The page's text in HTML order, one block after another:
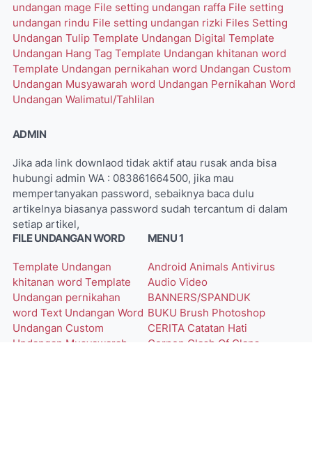
undangan mage File setting undangan raffa File setting
undangan rindu File setting undangan rizki Files Setting
Undangan Tulip Template Undangan Digital Template
Undangan Hang Tag Template Undangan khitanan word
Template Undangan pernikahan word Undangan Custom
Undangan Musyawarah word Undangan Pernikahan Word
Undangan Walimatul/Tahlilan
ADMIN
Jika ada link downlaod tidak aktif atau rusak anda bisa
hubungi admin WA : 083861664500, jika mau
mempertanyakan password, sebaiknya baca dulu
artikelnya biasanya password sudah tercantum di dalam
setiap artikel,
FILE UNDANGAN WORD
Template Undangan
khitanan word Template
Undangan pernikahan
word Text Undangan Word
Undangan Custom
Undangan Musyawarah
MENU 1
Android Animals Antivirus
Audio Video
BANNERS/SPANDUK
BUKU Brush Photoshop
CERITA Catatan Hati
Cerpen Clash Of Clans